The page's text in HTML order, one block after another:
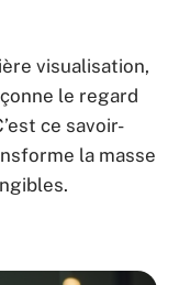
visualisation,
le regard
ce savoir-
la masse